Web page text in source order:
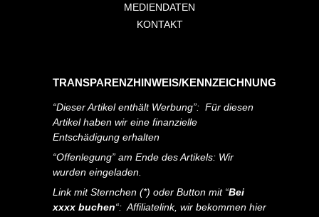
MEDIENDATEN
KONTAKT
TRANSPARENZHINWEIS/KENNZEICHNUNG
“Dieser Artikel enthält Werbung”: Für diesen
Artikel haben wir eine finanzielle
Entschädigung erhalten
“Offenlegung” am Ende des Artikels: Wir
wurden eingeladen.
Link mit Sternchen (*) oder Button mit “Bei
xxxx buchen“: Affiliatelink, wir bekommen hier